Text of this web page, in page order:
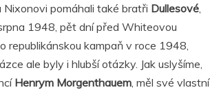
Nixonovi pomáhali také bratři Dullesové
1948, pět dní před Whiteovou
republikánskou kampaň v roce 1948,
ale byly i hlubší otázky. Jak uslyšíme,
Henrym Morgenthauem , měl své vlastní